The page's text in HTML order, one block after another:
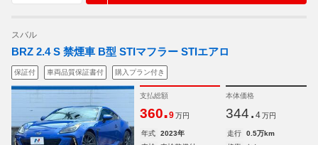
スバル
BRZ 2.4 S 禁煙車 B型 STIマフラー STIエアロ
保証付 車両品質保証書付 購入プラン付き
支払総額
360.9 万円
本体価格
344. 4 万円
年式 2023年 走行
0.5万km